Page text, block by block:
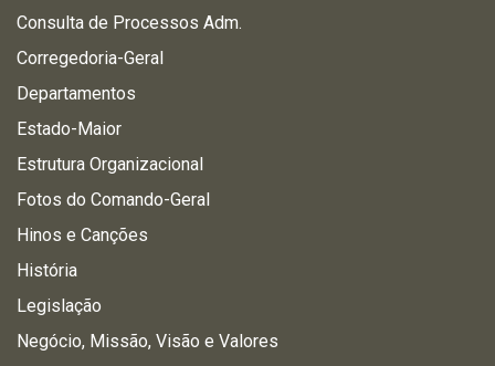
Consulta de Processos Adm.
Corregedoria-Geral
Departamentos
Estado-Maior
Estrutura Organizacional
Fotos do Comando-Geral
Hinos e Canções
História
Legislação
Negócio, Missão, Visão e Valores